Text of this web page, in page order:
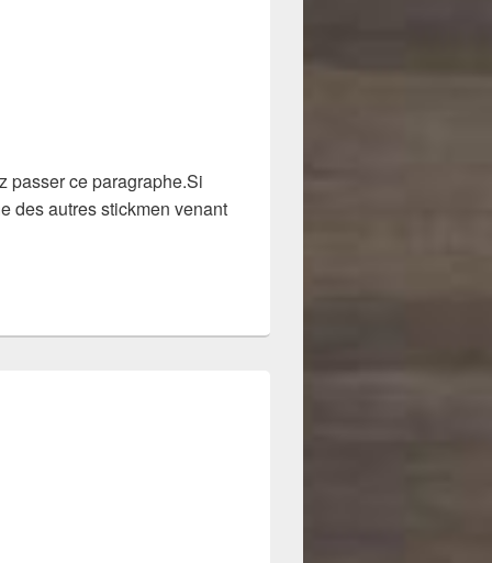
passer ce paragraphe.Si
des autres stickmen venant